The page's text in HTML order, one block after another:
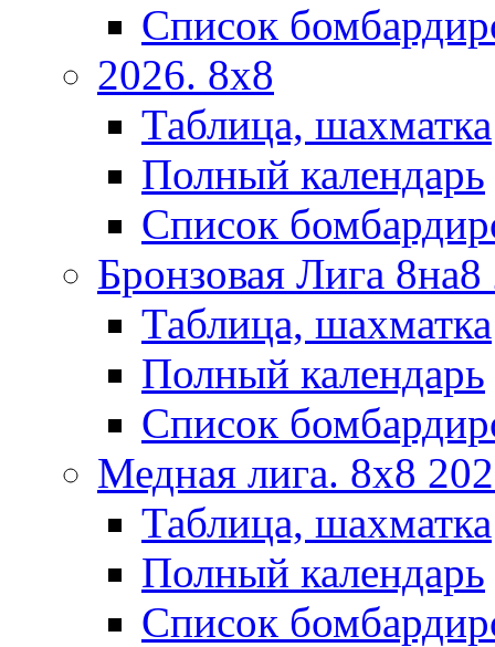
Список
2026. 8х8
Таблица, шахматка
Полный календарь
Список
Бронзовая Лига
Таблица, шахматка
Полный календарь
Список
Медная лига. 8x8
Таблица, шахматка
Полный календарь
Список